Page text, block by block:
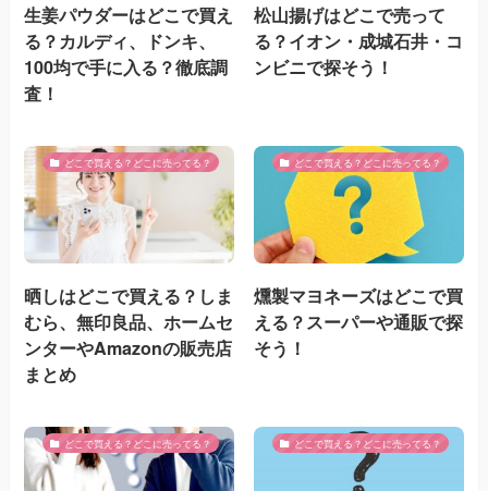
生姜パウダーはどこで買え
る？カルディ、ドンキ、
100均で手に入る？徹底調
査！
松山揚げはどこで売って
る？イオン・成城石井・コ
ンビニで探そう！
どこで買える？どこに売ってる？
晒しはどこで買える？しま
むら、無印良品、ホームセ
ンターやAmazonの販売店
まとめ
どこで買える？どこに売ってる？
燻製マヨネーズはどこで買
える？スーパーや通販で探
そう！
どこで買える？どこに売ってる？ どこで買える？どこに売ってる？